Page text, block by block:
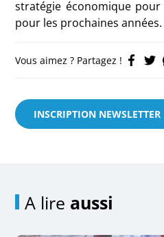
stratégie économique pour
pour les prochaines années.
Vous aimez ? Partagez !
INSCRIPTION NEWSLETTER
A lire aussi